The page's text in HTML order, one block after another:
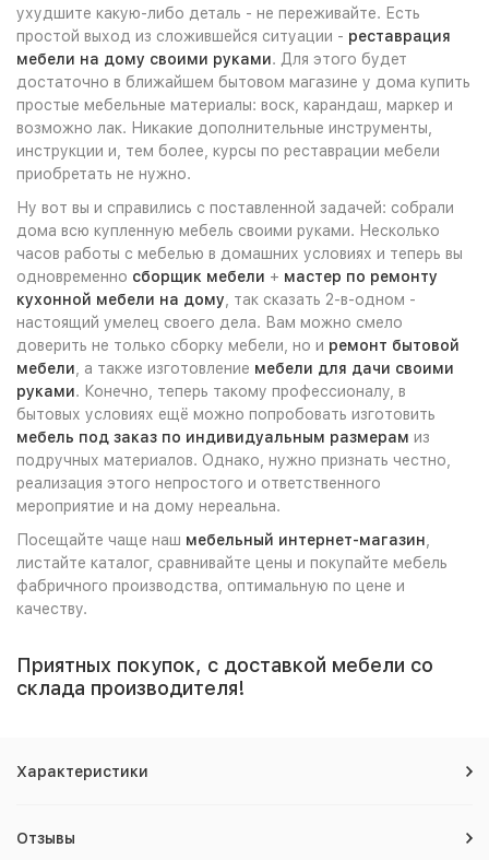
ухудшите какую-либо деталь - не переживайте. Есть
простой выход из сложившейся ситуации - реставрация
мебели на дому своими руками. Для этого будет
достаточно в ближайшем бытовом магазине у дома купить
простые мебельные материалы: воск, карандаш, маркер и
возможно лак. Никакие дополнительные инструменты,
инструкции и, тем более, курсы по реставрации мебели
приобретать не нужно.
Ну вот вы и справились с поставленной задачей: собрали
дома всю купленную мебель своими руками. Несколько
часов работы с мебелью в домашних условиях и теперь вы
одновременно сборщик мебели + мастер по ремонту
кухонной мебели на дому , так сказать 2-в-одном -
настоящий умелец своего дела. Вам можно смело
доверить не только сборку мебели, но и ремонт бытовой
мебели , а также изготовление мебели для дачи своими
руками. Конечно, теперь такому профессионалу, в
бытовых условиях ещё можно попробовать изготовить
мебель под заказ по индивидуальным размерам из
подручных материалов. Однако, нужно признать честно,
реализация этого непростого и ответственного
мероприятие и на дому нереальна.
Посещайте чаще наш мебельный интернет-магазин
листайте каталог, сравнивайте цены и покупайте мебель
фабричного производства, оптимальную по цене и
качеству.
Приятных покупок, с доставкой мебели со
склада производителя!
Характеристики
Отзывы